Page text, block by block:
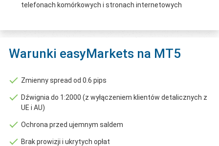
telefonach komórkowych i stronach internetowych
Warunki easyMarkets na MT5
Zmienny spread od 0.6 pips
Dźwignia do 1:2000 (z wyłączeniem klientów detalicznych z
UE i AU)
Ochrona przed ujemnym saldem
Brak prowizji i ukrytych opłat